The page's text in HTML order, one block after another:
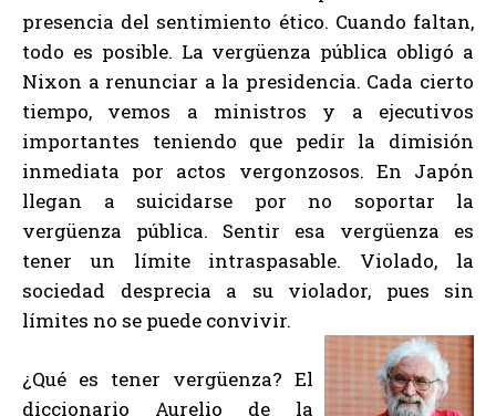
presencia del sentimiento ético. Cuando faltan,
todo es posible. La vergüenza pública obligó a
Nixon a renunciar a la presidencia. Cada cierto
tiempo, vemos a ministros y a ejecutivos
importantes teniendo que pedir la dimisión
inmediata por actos vergonzosos. En Japón
llegan a suicidarse por no soportar la
vergüenza pública. Sentir esa vergüenza es
tener un límite intraspasable. Violado, la
sociedad desprecia a su violador, pues sin
límites no se puede convivir.
¿Qué es tener vergüenza? El
diccionario Aurelio de la